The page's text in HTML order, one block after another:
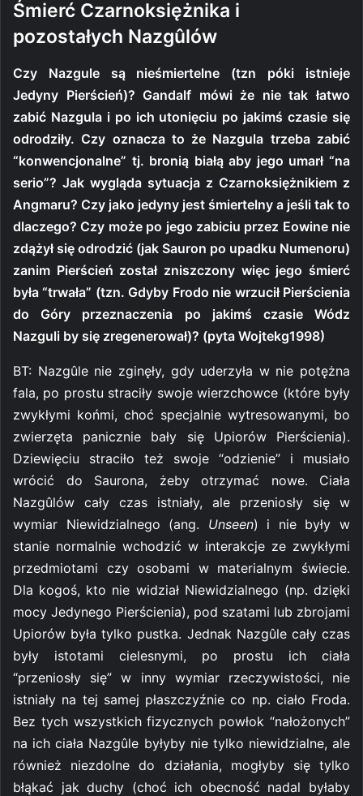
Śmierć Czarnoksiężnika i
pozostałych Nazgûlów
Czy Nazgule są nieśmiertelne (tzn póki istnieje
Jedyny Pierścień)? Gandalf mówi że nie tak łatwo
zabić Nazgula i po ich utonięciu po jakimś czasie się
odrodziły. Czy oznacza to że Nazgula trzeba zabić
“konwencjonalne” tj. bronią białą aby jego umarł “na
serio”? Jak wygląda sytuacja z Czarnoksiężnikiem z
Angmaru? Czy jako jedyny jest śmiertelny a jeśli tak to
dlaczego? Czy może po jego zabiciu przez Eowine nie
zdążył się odrodzić (jak Sauron po upadku Numenoru)
zanim Pierścień został zniszczony więc jego śmierć
była “trwała” (tzn. Gdyby Frodo nie wrzucił Pierścienia
do Góry przeznaczenia po jakimś czasie Wódz
Nazguli by się zregenerował)? (pyta Wojtekg1998)
BT: Nazgûle nie zginęły, gdy uderzyła w nie potężna
fala, po prostu straciły swoje wierzchowce (które były
zwykłymi końmi, choć specjalnie wytresowanymi, bo
zwierzęta panicznie bały się Upiorów Pierścienia).
Dziewięciu straciło też swoje “odzienie” i musiało
wrócić do Saurona, żeby otrzymać nowe. Ciała
Nazgûlów cały czas istniały, ale przeniosły się w
wymiar Niewidzialnego (ang. Unseen) i nie były w
stanie normalnie wchodzić w interakcje ze zwykłymi
przedmiotami czy osobami w materialnym świecie.
Dla kogoś, kto nie widział Niewidzialnego (np. dzięki
mocy Jedynego Pierścienia), pod szatami lub zbrojami
Upiorów była tylko pustka. Jednak Nazgûle cały czas
były istotami cielesnymi, po prostu ich ciała
“przeniosły się” w inny wymiar rzeczywistości, nie
istniały na tej samej płaszczyźnie co np. ciało Froda.
Bez tych wszystkich fizycznych powłok “nałożonych”
na ich ciała Nazgûle byłyby nie tylko niewidzialne, ale
również niezdolne do działania, mogłyby się tylko
błąkać jak duchy (choć ich obecność nadal byłaby